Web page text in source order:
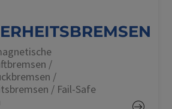
/
/
/ Fail-Safe